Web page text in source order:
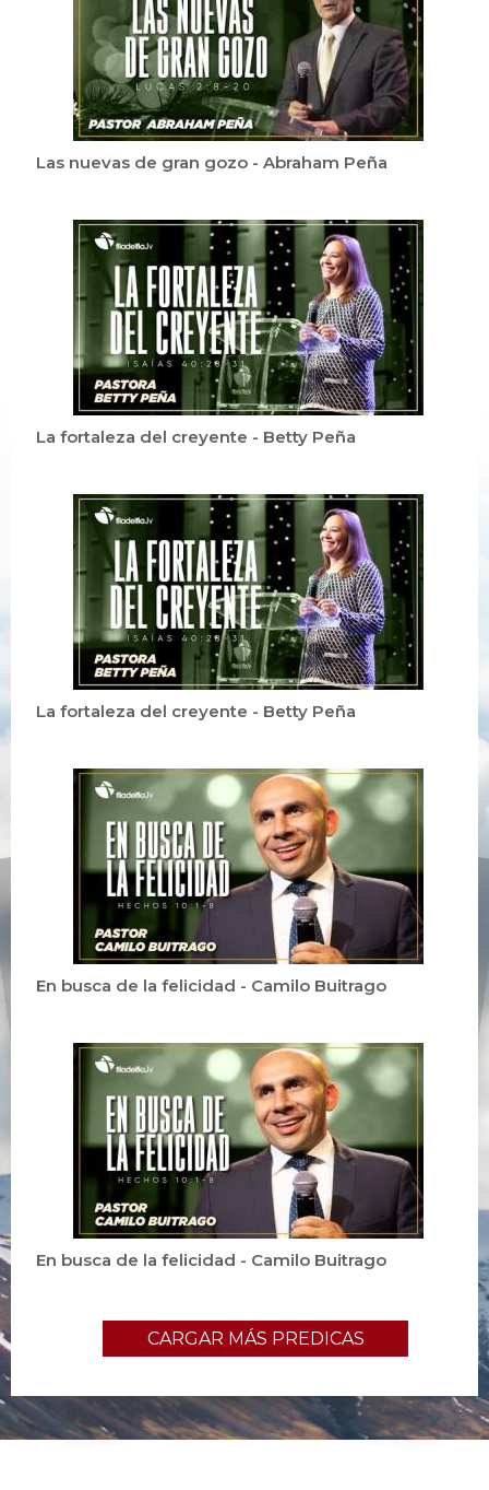
Las nuevas de gran gozo - Abraham Peña
La fortaleza del creyente - Betty Peña
La fortaleza del creyente - Betty Peña
En busca de la felicidad - Camilo Buitrago
En busca de la felicidad - Camilo Buitrago
CARGAR MÁS PREDICAS